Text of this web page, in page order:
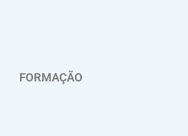
FORMAÇÃO
u